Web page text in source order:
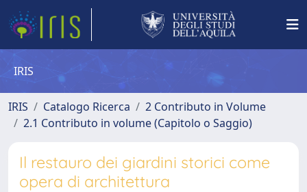
IRIS
IRIS Catalogo Ricerca
2 Contributo in Volume
2.1 Contributo in volume (Capitolo o Saggio)
Il restauro dei giardini storici come
opera di architettura